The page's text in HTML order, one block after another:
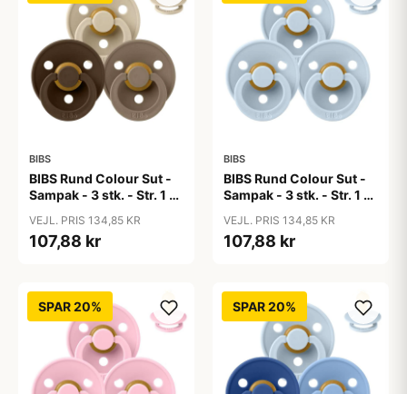
BIBS
BIBS Rund Colour Sut -
Sampak - 3 stk. - Str. 1 -
VEJL. PRIS 134,85 KR
107,88 kr
BIBS
BIBS Rund Colour Sut -
Sampak - 3 stk. - Str. 1 -
VEJL. PRIS 134,85 KR
107,88 kr
SPAR 20% SPAR 20%